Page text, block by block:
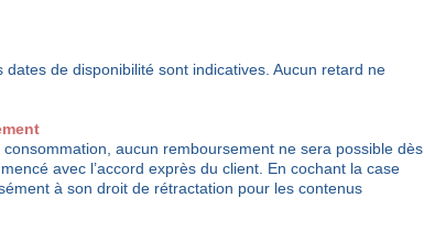
de disponibilité sont indicatives. Aucun retard ne
aucun remboursement ne sera possible dès
avec l’accord exprès du client. En cochant la case
à son droit de rétractation pour les contenus